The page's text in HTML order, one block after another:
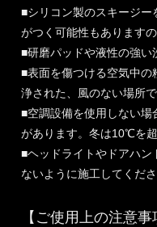
■シリコン製のスキージ
がつく可能性もあります
■研磨パッドや液性の強い
■表面を傷つける空気中
浄された、風のない場所
■空調設備を使用しない場
があります。冬は10℃を
■ヘッドライトやドアハン
ないように施工してくださ
【ご使用上の注意事